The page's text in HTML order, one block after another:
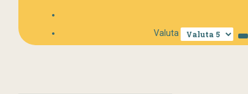
Valuta